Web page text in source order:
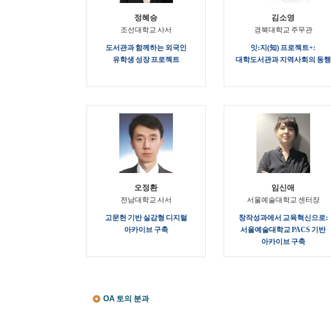
정혜승
조선대학교 사서
도서관과 함께하는 외국인
유학생 성장 프로젝트
김소영
경북대학교 주무관
잇:지(知) 프로젝트+:
대학도서관과 지역사회의 동행
오정환
전남대학교 사서
고문헌 기반 실감형 디지털
아카이브 구축
임신애
서울예술대학교 센터장
창작성과에서 교육혁신으로:
서울예술대학교 PACS 기반
아카이브 구축
OA 토의 분과